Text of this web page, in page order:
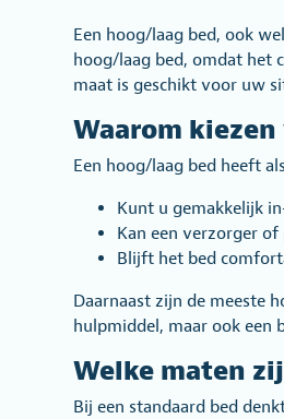
Een hoog/laag bed, ook
hoog/laag bed, omdat het
maat is geschikt voor uw
Waarom
Een hoog/laag bed heeft
Kunt u gemakkelijk
Kan een verzorger
Blijft het bed
Daarnaast zijn de meeste
hulpmiddel, maar ook
Welke maten
Bij een standaard bed